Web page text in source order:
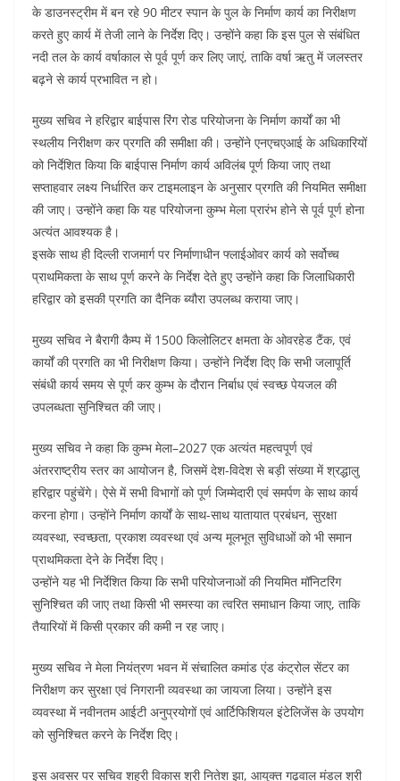
के डाउनस्ट्रीम में बन रहे 90 मीटर स्पान के पुल के निर्माण कार्य का निरीक्षण
करते हुए कार्य में तेजी लाने के निर्देश दिए। उन्होंने कहा कि इस पुल से संबंधित
नदी तल के कार्य वर्षाकाल से पूर्व पूर्ण कर लिए जाएं, ताकि वर्षा ऋतु में जलस्तर
बढ़ने से कार्य प्रभावित न हो।
मुख्य सचिव ने हरिद्वार बाईपास रिंग रोड परियोजना के निर्माण कार्यों का भी
स्थलीय निरीक्षण कर प्रगति की समीक्षा की। उन्होंने एनएचएआई के अधिकारियों
को निर्देशित किया कि बाईपास निर्माण कार्य अविलंब पूर्ण किया जाए तथा
सप्ताहवार लक्ष्य निर्धारित कर टाइमलाइन के अनुसार प्रगति की नियमित समीक्षा
की जाए। उन्होंने कहा कि यह परियोजना कुम्भ मेला प्रारंभ होने से पूर्व पूर्ण होना
अत्यंत आवश्यक है।
इसके साथ ही दिल्ली राजमार्ग पर निर्माणाधीन फ्लाईओवर कार्य को सर्वोच्च
प्राथमिकता के साथ पूर्ण करने के निर्देश देते हुए उन्होंने कहा कि जिलाधिकारी
हरिद्वार को इसकी प्रगति का दैनिक ब्यौरा उपलब्ध कराया जाए।
मुख्य सचिव ने बैरागी कैम्प में 1500 किलोलिटर क्षमता के ओवरहेड टैंक, एवं
कार्यों की प्रगति का भी निरीक्षण किया। उन्होंने निर्देश दिए कि सभी जलापूर्ति
संबंधी कार्य समय से पूर्ण कर कुम्भ के दौरान निर्बाध एवं स्वच्छ पेयजल की
उपलब्धता सुनिश्चित की जाए।
मुख्य सचिव ने कहा कि कुम्भ मेला–2027 एक अत्यंत महत्वपूर्ण एवं
अंतरराष्ट्रीय स्तर का आयोजन है, जिसमें देश-विदेश से बड़ी संख्या में श्रद्धालु
हरिद्वार पहुंचेंगे। ऐसे में सभी विभागों को पूर्ण जिम्मेदारी एवं समर्पण के साथ कार्य
करना होगा। उन्होंने निर्माण कार्यों के साथ-साथ यातायात प्रबंधन, सुरक्षा
व्यवस्था, स्वच्छता, प्रकाश व्यवस्था एवं अन्य मूलभूत सुविधाओं को भी समान
प्राथमिकता देने के निर्देश दिए।
उन्होंने यह भी निर्देशित किया कि सभी परियोजनाओं की नियमित मॉनिटरिंग
सुनिश्चित की जाए तथा किसी भी समस्या का त्वरित समाधान किया जाए, ताकि
तैयारियों में किसी प्रकार की कमी न रह जाए।
मुख्य सचिव ने मेला नियंत्रण भवन में संचालित कमांड एंड कंट्रोल सेंटर का
निरीक्षण कर सुरक्षा एवं निगरानी व्यवस्था का जायजा लिया। उन्होंने इस
व्यवस्था में नवीनतम आईटी अनुप्रयोगों एवं आर्टिफिशियल इंटेलिजेंस के उपयोग
को सुनिश्चित करने के निर्देश दिए।
इस अवसर पर सचिव शहरी विकास श्री नितेश झा, आयुक्त गढ़वाल मंडल श्री